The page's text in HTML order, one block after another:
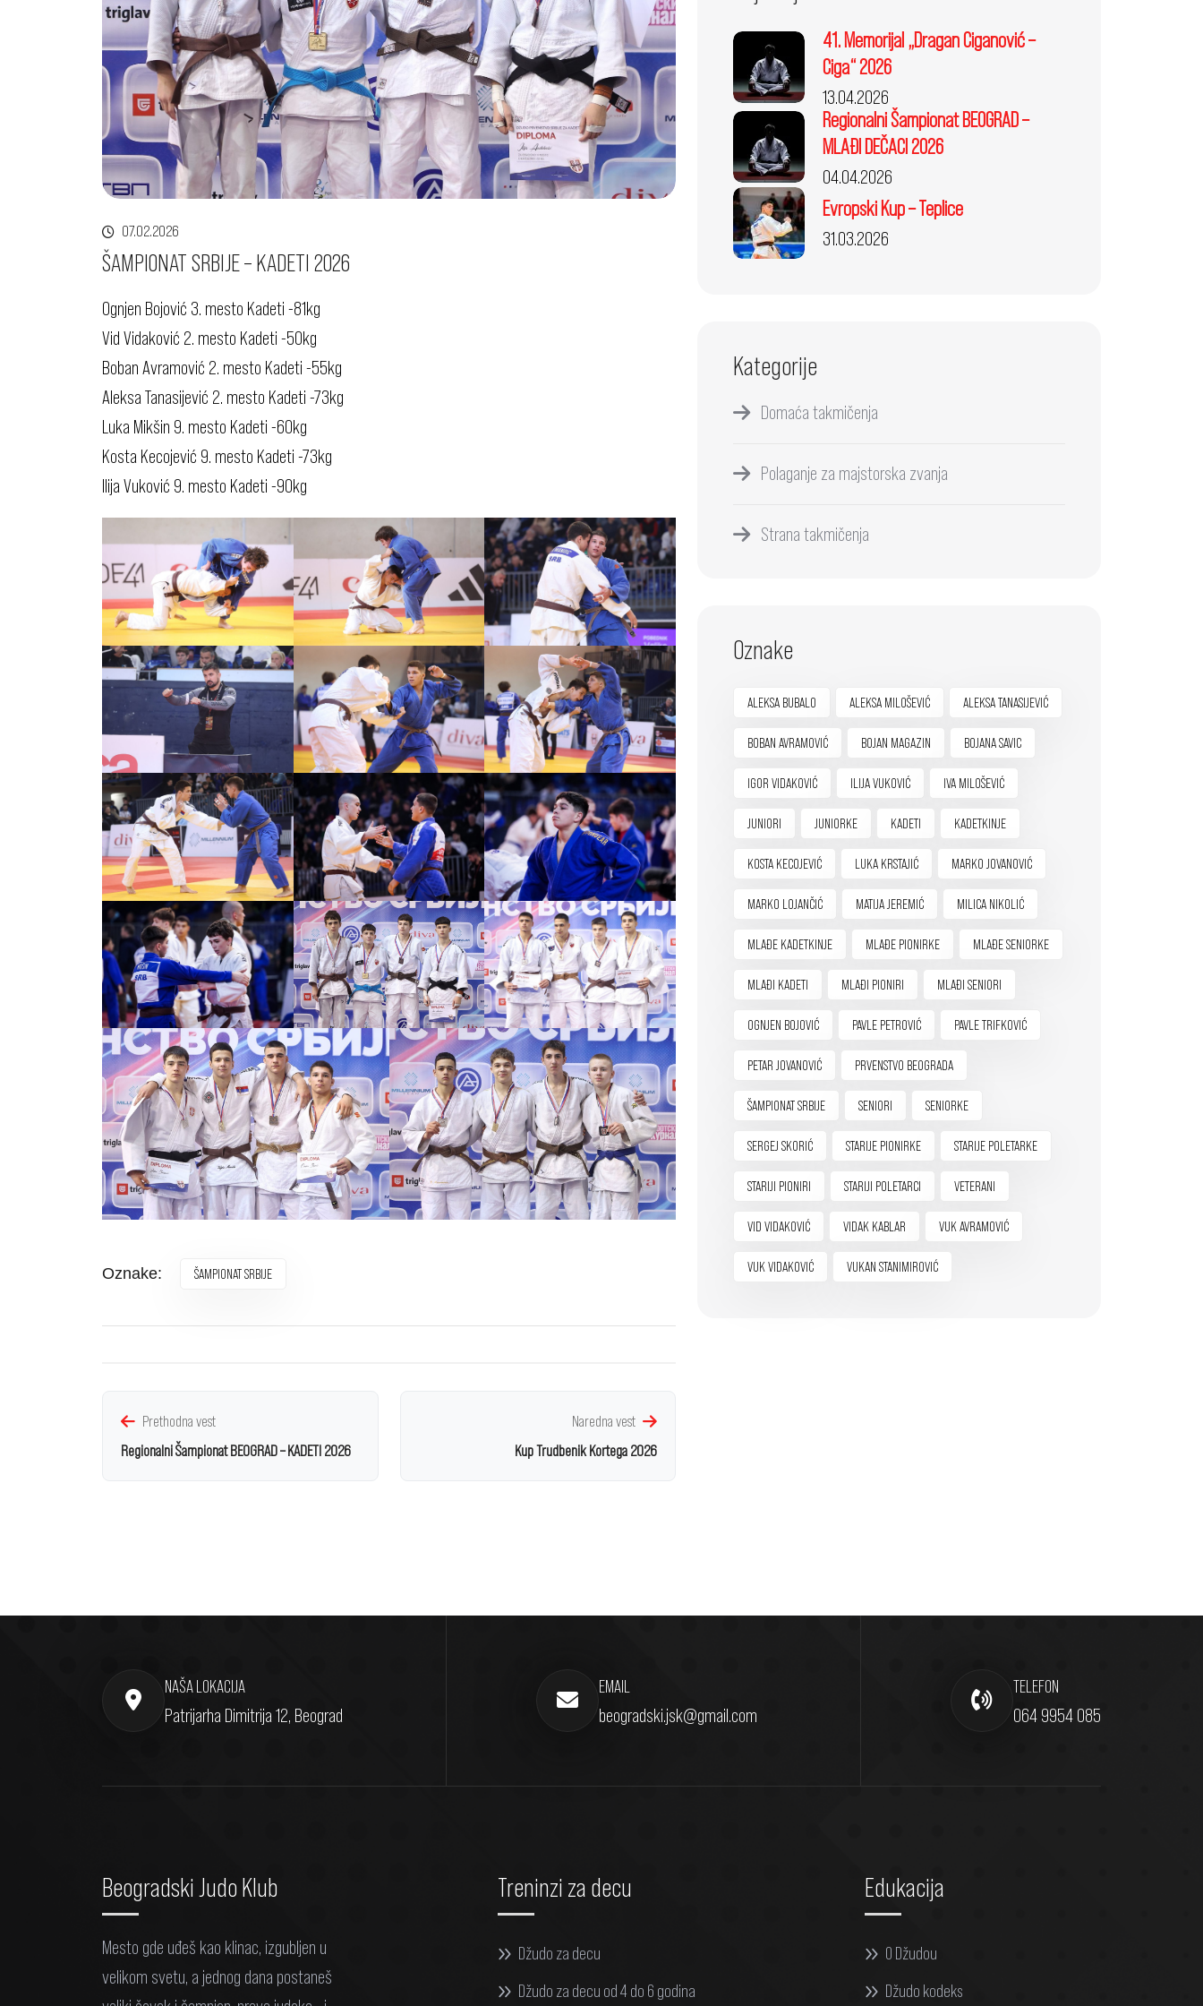
07.02.2026
ŠAMPIONAT SRBIJE – KADETI 2026
Ognjen Bojović 3. mesto Kadeti -81kg
Vid Vidaković 2. mesto Kadeti -50kg
Boban Avramović 2. mesto Kadeti -55kg
Aleksa Tanasijević 2. mesto Kadeti -73kg
Luka Mikšin 9. mesto Kadeti -60kg
Kosta Kecojević 9. mesto Kadeti -73kg
Ilija Vuković 9. mesto Kadeti -90kg
Oznake: ŠAMPIONAT SRBIJE
Prethodna vest
Regionalni Šampionat BEOGRAD – KADETI 2026
Naredna vest
Kup Trudbenik Kortega 2026
41. Memorijal „Dragan Ciganović –
Ciga“ 2026
13.04.2026
Regionalni Šampionat BEOGRAD –
MLAĐI DEČACI 2026
04.04.2026
Evropski Kup – Teplice
31.03.2026
Kategorije
Domaća takmičenja
Polaganje za majstorska zvanja
Strana takmičenja
Oznake
ALEKSA BUBALO ALEKSA MILOŠEVIĆ ALEKSA TANASIJEVIĆ
BOBAN AVRAMOVIĆ BOJAN MAGAZIN BOJANA SAVIC
IGOR VIDAKOVIĆ ILIJA VUKOVIĆ IVA MILOŠEVIĆ
JUNIORI JUNIORKE KADETI KADETKINJE
KOSTA KECOJEVIĆ LUKA KRSTAJIĆ MARKO JOVANOVIĆ
MARKO LOJANČIĆ MATIJA JEREMIĆ MILICA NIKOLIĆ
MLAĐE KADETKINJE MLAĐE PIONIRKE MLAĐE SENIORKE
MLAĐI KADETI MLAĐI PIONIRI MLAĐI SENIORI
OGNJEN BOJOVIĆ PAVLE PETROVIĆ PAVLE TRIFKOVIĆ
PETAR JOVANOVIĆ PRVENSTVO BEOGRADA
ŠAMPIONAT SRBIJE SENIORI SENIORKE
SERGEJ SKORIĆ STARIJE PIONIRKE STARIJE POLETARKE
STARIJI PIONIRI STARIJI POLETARCI VETERANI
VID VIDAKOVIĆ VIDAK KABLAR VUK AVRAMOVIĆ
VUK VIDAKOVIĆ VUKAN STANIMIROVIĆ
NAŠA LOKACIJA
Patrijarha Dimitrija 12, Beograd
EMAIL
beogradski.jsk@gmail.com
TELEFON
064 9954 085
Beogradski Judo Klub
Mesto gde uđeš kao klinac, izgubljen u
velikom svetu, a jednog dana postaneš
Treninzi za decu
Džudo za decu
Džudo za decu od 4 do 6 godina
Edukacija
O Džudou
Džudo kodeks